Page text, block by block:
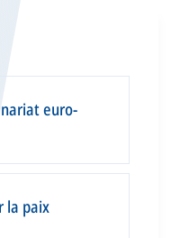
euro-
la paix